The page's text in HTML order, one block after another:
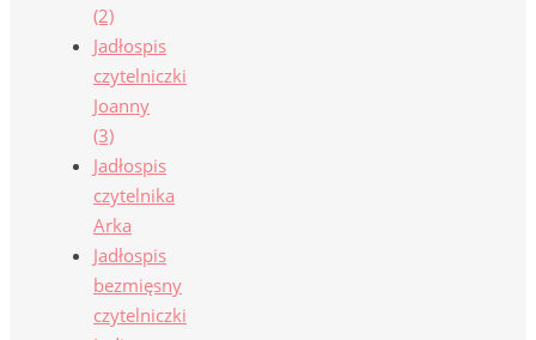
(2)
Jadłospis
czytelniczki
Joanny
(3)
Jadłospis
czytelnika
Arka
Jadłospis
bezmięsny
czytelniczki